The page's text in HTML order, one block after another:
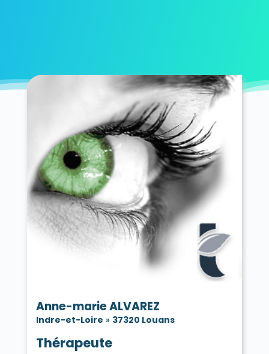
Anne-marie ALVAREZ
Indre-et-Loire » 37320 Louans
Thérapeute